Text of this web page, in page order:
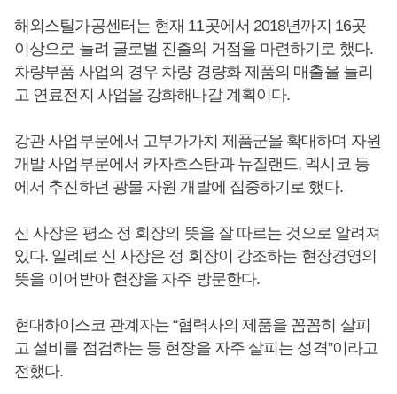
해외스틸가공센터는 현재 11곳에서 2018년까지 16곳
이상으로 늘려 글로벌 진출의 거점을 마련하기로 했다.
차량부품 사업의 경우 차량 경량화 제품의 매출을 늘리
고 연료전지 사업을 강화해나갈 계획이다.
강관 사업부문에서 고부가가치 제품군을 확대하며 자원
개발 사업부문에서 카자흐스탄과 뉴질랜드, 멕시코 등
에서 추진하던 광물 자원 개발에 집중하기로 했다.
신 사장은 평소 정 회장의 뜻을 잘 따르는 것으로 알려져
있다. 일례로 신 사장은 정 회장이 강조하는 현장경영의
뜻을 이어받아 현장을 자주 방문한다.
현대하이스코 관계자는 “협력사의 제품을 꼼꼼히 살피
고 설비를 점검하는 등 현장을 자주 살피는 성격”이라고
전했다.